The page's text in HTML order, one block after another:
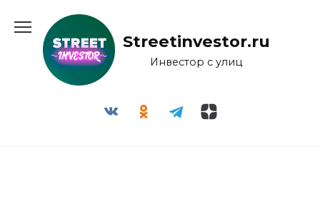
содержанию
Streetinvestor.ru
Инвестор с улиц